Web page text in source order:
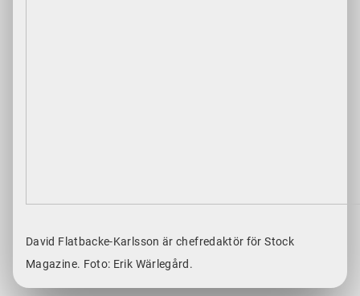
David Flatbacke-Karlsson är chefredaktör för Stock
Magazine. Foto: Erik Wärlegård.